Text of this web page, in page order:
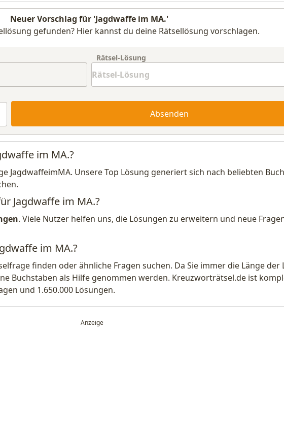
Neuer Vorschlag für 'Jagdwaffe im MA.'
gefunden? Hier kannst du deine Rätsellösung vorschlagen.
Rätsel-Lösung
Absenden
im MA.?
JagdwaffeimMA. Unsere Top Lösung generiert sich nach beliebten
Jagdwaffe im MA.?
. Viele Nutzer helfen uns, die Lösungen zu erweitern und neue
im MA.?
finden oder ähnliche Fragen suchen. Da Sie immer die Länge der
Buchstaben als Hilfe genommen werden. Kreuzworträtsel.de ist
und 1.650.000 Lösungen.